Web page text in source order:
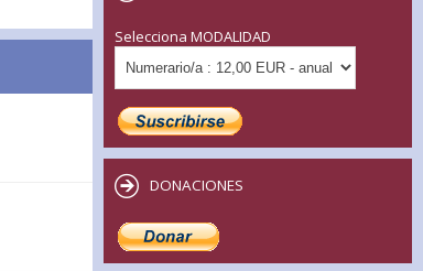
Selecciona MODALIDAD
DONACIONES